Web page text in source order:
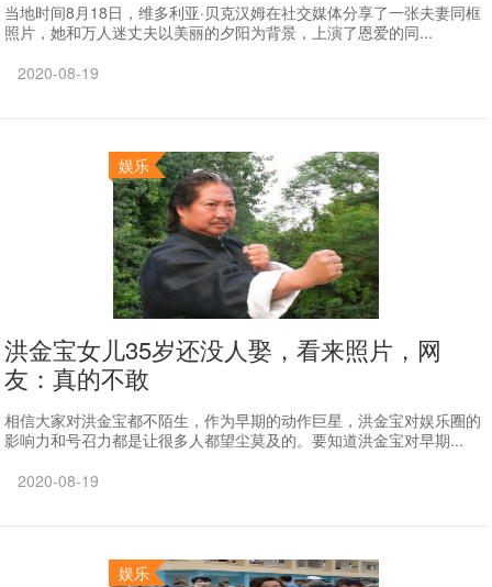
当地时间8月18日，维多利亚·贝克汉姆在社交媒体分享了一张夫妻同框
照片，她和万人迷丈夫以美丽的夕阳为背景，上演了恩爱的同...
2020-08-19
娱乐
洪金宝女儿35岁还没人娶，看来照片，网
友：真的不敢
相信大家对洪金宝都不陌生，作为早期的动作巨星，洪金宝对娱乐圈的
影响力和号召力都是让很多人都望尘莫及的。要知道洪金宝对早期...
2020-08-19
娱乐